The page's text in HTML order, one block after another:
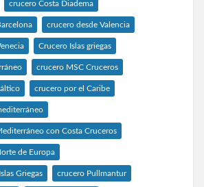
crucero Costa Diadema
crucero desde Valencia
Crucero Islas griegas
crucero MSC Cruceros
crucero por el Caribe
con Costa Cruceros
de Europa
Griegas crucero Pullmantur